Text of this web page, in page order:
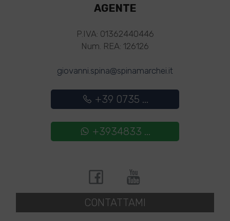
AGENTE
P.IVA: 01362440446
Num. REA: 126126
giovanni.spina@spinamarchei.it
+39 0735 ...
+3934833 ...
CONTATTAMI